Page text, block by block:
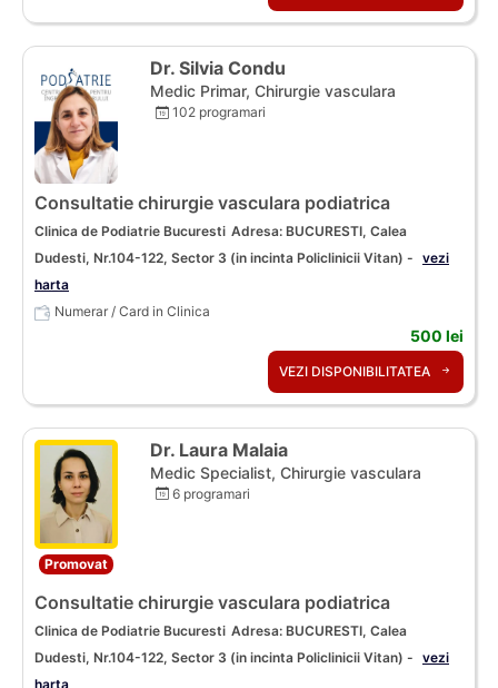
Dr. Silvia Condu
Medic Primar, Chirurgie vasculara
102 programari
Consultatie chirurgie vasculara podiatrica
Clinica de Podiatrie Bucuresti Adresa: BUCURESTI, Calea
Dudesti, Nr.104-122, Sector 3 (in incinta Policlinicii Vitan) - vezi
harta
Numerar / Card in Clinica
500 lei
VEZI DISPONIBILITATEA
Promovat
Dr. Laura Malaia
Medic Specialist, Chirurgie vasculara
6 programari
Consultatie chirurgie vasculara podiatrica
Clinica de Podiatrie Bucuresti Adresa: BUCURESTI, Calea
Dudesti, Nr.104-122, Sector 3 (in incinta Policlinicii Vitan) - vezi
harta